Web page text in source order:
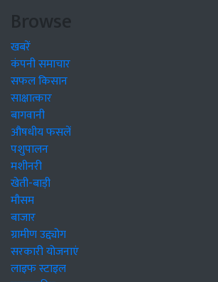
Browse
खबरें
कंपनी समाचार
सफल किसान
साक्षात्कार
बागवानी
औषधीय फसलें
पशुपालन
मशीनरी
खेती-बाड़ी
मौसम
बाजार
ग्रामीण उद्द्योग
सरकारी योजनाएं
लाइफ स्टाइल